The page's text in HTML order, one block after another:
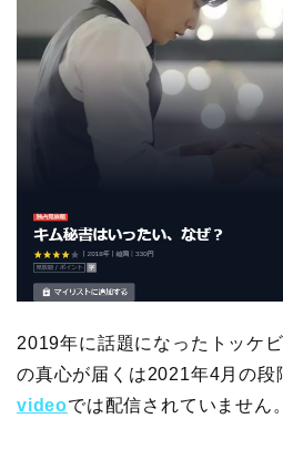
2019年に話題になったトッケ
の真心が届くは2021年4月の段
videoでは配信されていません。